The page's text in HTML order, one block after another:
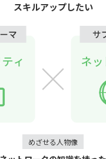
スキルアップしたい
めざせる人物像